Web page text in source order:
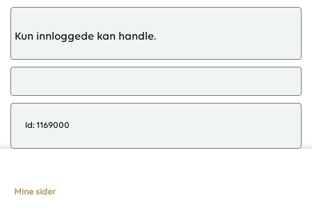
Kun innloggede kan handle.
Id: 1169000
Mine sider